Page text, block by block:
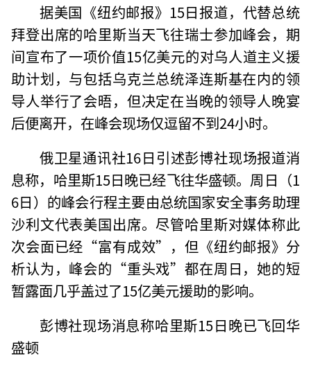
据美国《纽约邮报》15日报道，代替总统
拜登出席的哈里斯当天飞往瑞士参加峰会，期
间宣布了一项价值15亿美元的对乌人道主义援
助计划，与包括乌克兰总统泽连斯基在内的领
导人举行了会晤，但决定在当晚的领导人晚宴
后便离开，在峰会现场仅逗留不到24小时。
俄卫星通讯社16日引述彭博社现场报道消
息称，哈里斯15日晚已经飞往华盛顿。周日（1
6日）的峰会行程主要由总统国家安全事务助理
沙利文代表美国出席。尽管哈里斯对媒体称此
次会面已经“富有成效”，但《纽约邮报》分
析认为，峰会的“重头戏”都在周日，她的短
暂露面几乎盖过了15亿美元援助的影响。
彭博社现场消息称哈里斯15日晚已飞回华
盛顿